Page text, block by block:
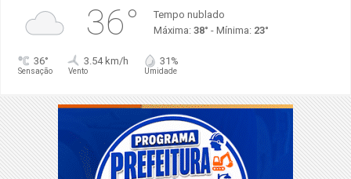
36°
Tempo nublado
Máxima: 38° - Mínima: 23°
36°
Sensação
3.54 km/h
Vento
31%
Umidade